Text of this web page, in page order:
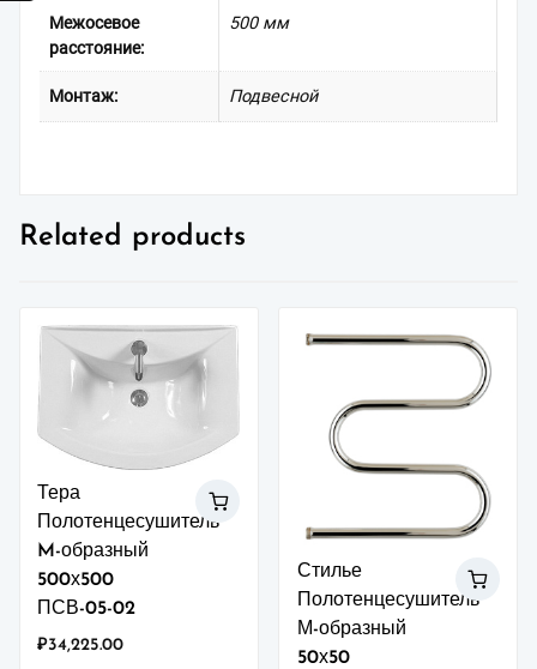
Межосевое
расстояние:
500 мм
Монтаж: Подвесной
Related products
Тера
Полотенцесушитель
M-образный
500х500
ПСВ-05-02
₽34,225.00
Стилье
Полотенцесушитель
М-образный
50х50